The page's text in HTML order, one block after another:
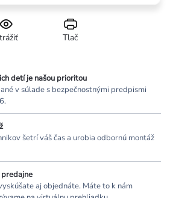
Tlač
detí je našou prioritou
v súlade s bezpečnostnými predpismi
šetrí váš čas a urobia odbornú montáž
aj objednáte. Máte to k nám